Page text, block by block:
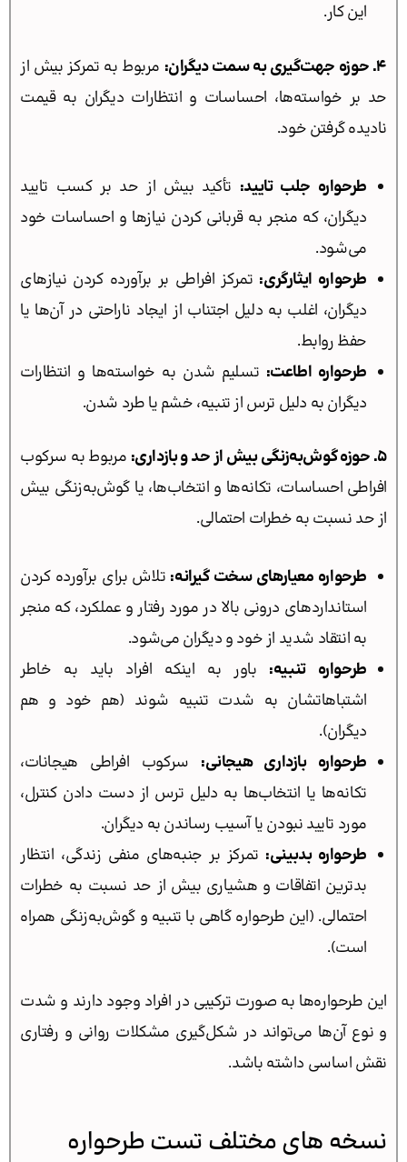
این کار.
۴. حوزه جهت‌گیری به سمت دیگران:
مربوط به تمرکز بیش از
حد بر خواسته‌ها، احساسات و انتظارات دیگران به قیمت
نادیده گرفتن خود.
طرحواره جلب تایید: تأکید بیش از حد بر کسب تایید
دیگران، که منجر به قربانی کردن نیازها و احساسات خود
می‌شود.
طرحواره ایثارگری: تمرکز افراطی بر برآورده کردن نیازهای
دیگران، اغلب به دلیل اجتناب از ایجاد ناراحتی در آن‌ها یا
حفظ روابط.
طرحواره اطاعت: تسلیم شدن به خواسته‌ها و انتظارات
دیگران به دلیل ترس از تنبیه، خشم یا طرد شدن.
۵. حوزه گوش‌به‌زنگی بیش از حد و بازداری:
مربوط به سرکوب
افراطی احساسات، تکانه‌ها و انتخاب‌ها، یا گوش‌به‌زنگی بیش
از حد نسبت به خطرات احتمالی.
طرحواره معیارهای سخت گیرانه: تلاش برای برآورده کردن
استانداردهای درونی بالا در مورد رفتار و عملکرد، که منجر
به انتقاد شدید از خود و دیگران می‌شود.
طرحواره تنبیه: باور به اینکه افراد باید به خاطر
اشتباهاتشان به شدت تنبیه شوند (هم خود و هم
دیگران).
طرحواره بازداری هیجانی: سرکوب افراطی هیجانات،
تکانه‌ها یا انتخاب‌ها به دلیل ترس از دست دادن کنترل،
مورد تایید نبودن یا آسیب رساندن به دیگران.
طرحواره بدبینی: تمرکز بر جنبه‌های منفی زندگی، انتظار
بدترین اتفاقات و هشیاری بیش از حد نسبت به خطرات
احتمالی. (این طرحواره گاهی با تنبیه و گوش‌به‌زنگی همراه
است).
این طرحواره‌ها به صورت ترکیبی در افراد وجود دارند و شدت
و نوع آن‌ها می‌تواند در شکل‌گیری مشکلات روانی و رفتاری
نقش اساسی داشته باشد.
نسخه های مختلف تست طرحواره